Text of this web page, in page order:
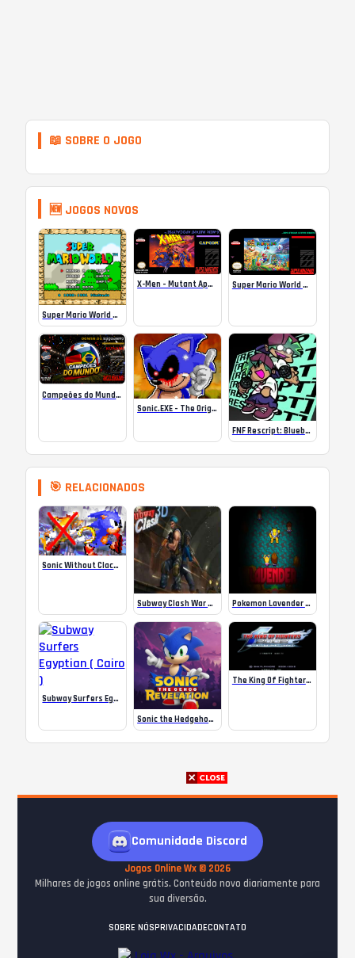
📖 SOBRE O JOGO
🆕 JOGOS NOVOS
Super Mario World SA-1 Online
X-Men – Mutant Apocalypse Rebalanced Online Super Mario World Mix Online
Campeões do Mundo (ISS) Online
Sonic.EXE – The Original Game Online
FNF Rescript: Blueballed
🎯 RELACIONADOS
Sonic Without Clackers
Subway Clash War Multiplayer Pokemon Lavender ROM
Subway Surfers Egyptian ( Cairo )
Sonic the Hedgehog: Revelation
The King Of Fighters 2002 Ultimate Arcade Edition
Comunidade Discord
Jogos Online Wx © 2026
Milhares de jogos online grátis. Conteúdo novo diariamente para
sua diversão.
SOBRE NÓSPRIVACIDADECONTATO